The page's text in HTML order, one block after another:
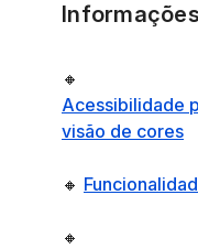
🔸
Acessibilidade
visão de cores
🔸
🔸